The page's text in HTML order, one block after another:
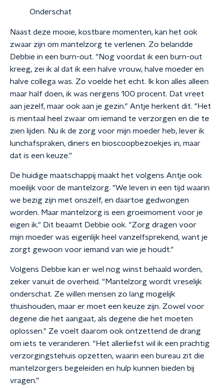
Onderschat
Naast deze mooie, kostbare momenten, kan het ook
zwaar zijn om mantelzorg te verlenen. Zo belandde
Debbie in een burn-out. "Nog voordat ik een burn-out
kreeg, zei ik al dat ik een halve vrouw, halve moeder en
halve collega was. Zo voelde het echt. Ik kon alles alleen
maar half doen, ik was nergens 100 procent. Dat vreet
aan jezelf, maar ook aan je gezin." Antje herkent dit. "Het
is mentaal heel zwaar om iemand te verzorgen en die te
zien lijden. Nu ik de zorg voor mijn moeder heb, lever ik
lunchafspraken, diners en bioscoopbezoekjes in, maar
dat is een keuze."
De huidige maatschappij maakt het volgens Antje ook
moeilijk voor de mantelzorg. "We leven in een tijd waarin
we bezig zijn met onszelf, en daartoe gedwongen
worden. Maar mantelzorg is een groeimoment voor je
eigen ik." Dit beaamt Debbie ook. "Zorg dragen voor
mijn moeder was eigenlijk heel vanzelfsprekend, want je
zorgt gewoon voor iemand van wie je houdt."
Volgens Debbie kan er wel nog winst behaald worden,
zeker vanuit de overheid. "Mantelzorg wordt vreselijk
onderschat. Ze willen mensen zo lang mogelijk
thuishouden, maar er moet een keuze zijn. Zowel voor
degene die het aangaat, als degene die het moeten
oplossen." Ze voelt daarom ook ontzettend de drang
om iets te veranderen. “Het allerliefst wil ik een prachtig
verzorgingstehuis opzetten, waarin een bureau zit die
mantelzorgers begeleiden en hulp kunnen bieden bij
vragen.”